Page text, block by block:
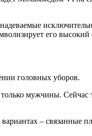
его высокий
головных уборов.
мужчины. Сейчас
– связанные